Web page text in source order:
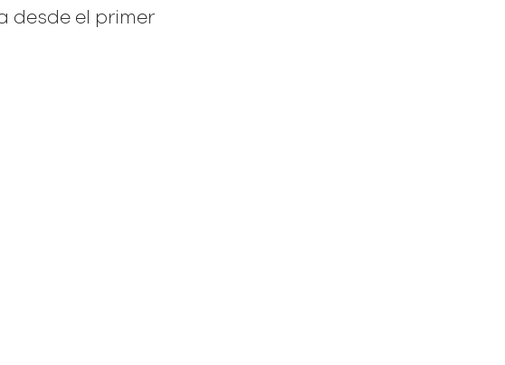
desde el primer